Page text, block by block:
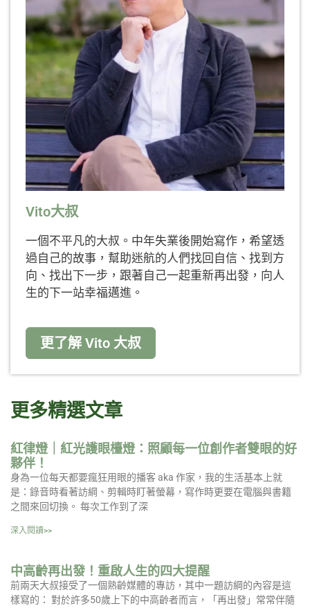
Vito大叔
一個不平凡的大叔。中年失業後開始寫作，希望透
過自己的故事，幫助迷航的人們找回自信、找到方
向、找出下一步，跟著自己一起重新再出發，向人
生的下一站幸福邁進。
更了解 Vito 大叔
更多精選文章
紅律燈｜紅光護眼檯燈：照顧每一位創作者雙眼的好
夥伴！
身為一位每天都要瘋狂用眼的播客 aka 作家，我的生活基本上就
是：錄音時看著訪綱、剪輯時盯著螢幕，寫作時更要在電腦與書籍
之間來回切換。 每次工作到了深
深入閱讀>>
中高齡再出發！重啟人生的四大提醒
前兩天大叔接受了一個熟齡媒體的專訪，其中一題訪綱的內容是這
樣寫的： 對於許多50歲上下的中高齡者而言，「再出發」常常伴隨